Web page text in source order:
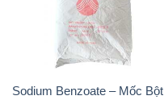
Chữ Cam Food Grade Trung
Quốc China